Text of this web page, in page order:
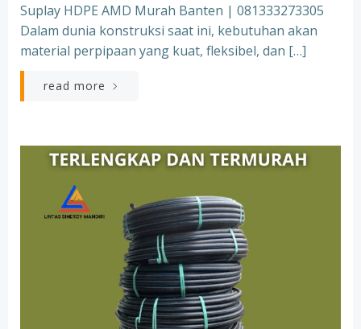
Suplay HDPE AMD Murah Banten | 081333273305
Dalam dunia konstruksi saat ini, kebutuhan akan
material perpipaan yang kuat, fleksibel, dan […]
read more